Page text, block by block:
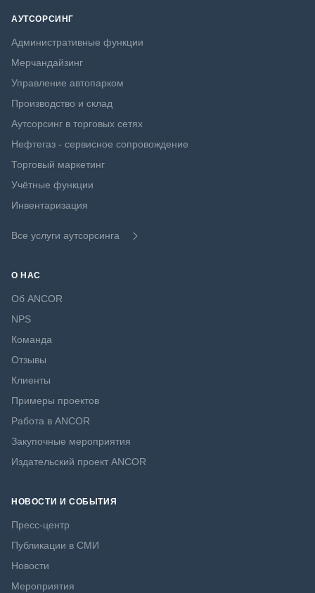
АУТСОРСИНГ
Административные функции
Мерчандайзинг
Управление автопарком
Производство и склад
Аутсорсинг в торговых сетях
Нефтегаз - сервисное сопровождение
Торговый маркетинг
Учётные функции
Инвентаризация
Все услуги аутсорсинга
О НАС
Об ANCOR
NPS
Команда
Отзывы
Клиенты
Примеры проектов
Работа в ANCOR
Закупочные мероприятия
Издательский проект ANCOR
НОВОСТИ И СОБЫТИЯ
Пресс-центр
Публикации в СМИ
Новости
Мероприятия